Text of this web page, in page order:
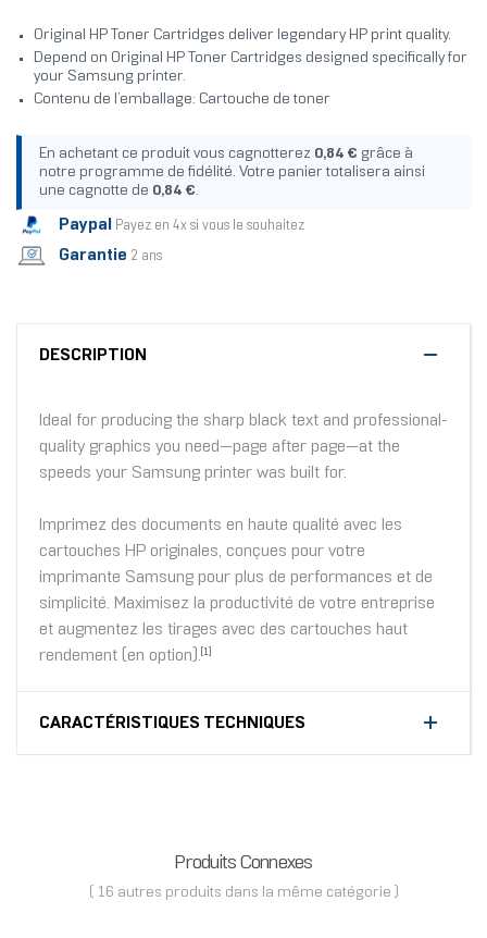
Original HP Toner Cartridges deliver legendary HP print quality.
Depend on Original HP Toner Cartridges designed specifically for
your Samsung printer.
Contenu de l’emballage: Cartouche de toner
En achetant ce produit vous cagnotterez 0,84 € grâce à
notre programme de fidélité. Votre panier totalisera ainsi
une cagnotte de 0,84 €.
Paypal Payez en 4x si vous le souhaitez
Garantie 2 ans
DESCRIPTION
Ideal for producing the sharp black text and professional-
quality graphics you need—page after page—at the
speeds your Samsung printer was built for.
Imprimez des documents en haute qualité avec les
cartouches HP originales, conçues pour votre
imprimante Samsung pour plus de performances et de
simplicité. Maximisez la productivité de votre entreprise
et augmentez les tirages avec des cartouches haut
rendement (en option). [1]
CARACTÉRISTIQUES TECHNIQUES
Produits Connexes
( 16 autres produits dans la même catégorie )